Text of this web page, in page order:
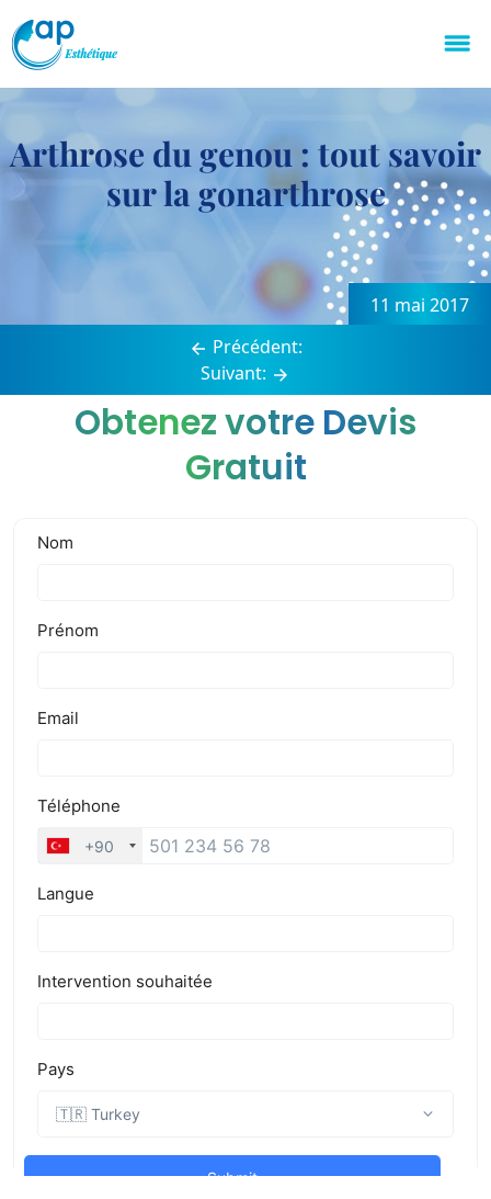
Arthrose du genou : tout savoir
sur la gonarthrose
11 mai 2017
Précédent:
Suivant:
Obtenez votre Devis
Gratuit